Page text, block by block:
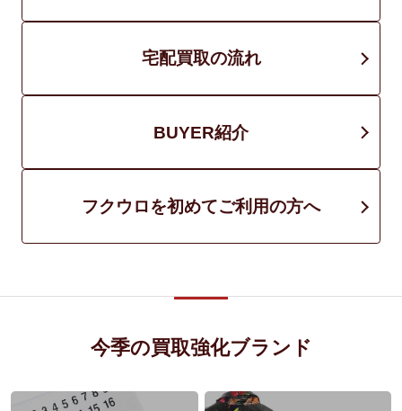
宅配買取の流れ
BUYER紹介
フクウロを初めてご利用の方へ
今季の買取強化ブランド